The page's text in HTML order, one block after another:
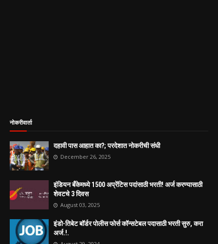
नोकरीवार्ता
दहावी पास आहात का?; परदेशात नोकरीची संधी
December 26, 2025
इंडियन बँकेमध्ये 1500 अप्रेंटिस पदांसाठी भरती! अर्ज करण्यासाठी
शेवटचे 3 दिवस
August 03, 2025
इंडो-तिबेट बॉर्डर पोलीस फोर्स कॉन्सटेबल पदासाठी भरती सुरु, करा
अर्ज.!.